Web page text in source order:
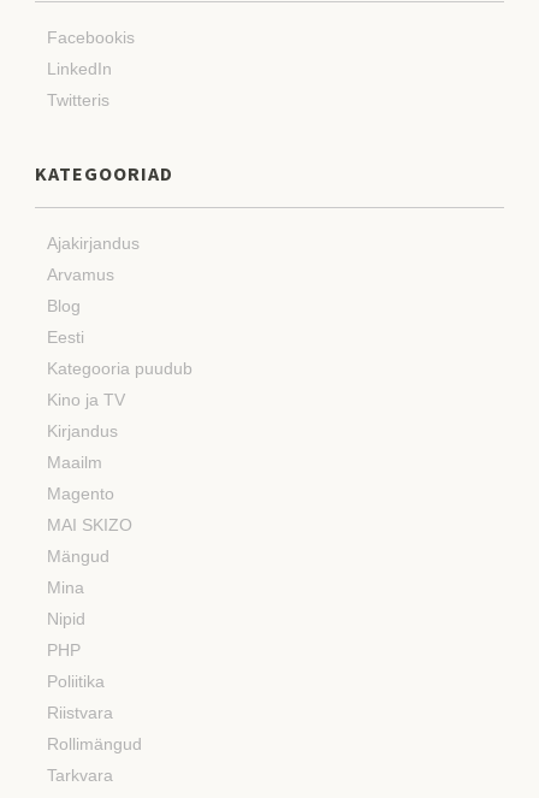
Facebookis
LinkedIn
Twitteris
KATEGOORIAD
Ajakirjandus
Arvamus
Blog
Eesti
Kategooria puudub
Kino ja TV
Kirjandus
Maailm
Magento
MAI SKIZO
Mängud
Mina
Nipid
PHP
Poliitika
Riistvara
Rollimängud
Tarkvara